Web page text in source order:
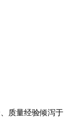
质量经验倾泻于